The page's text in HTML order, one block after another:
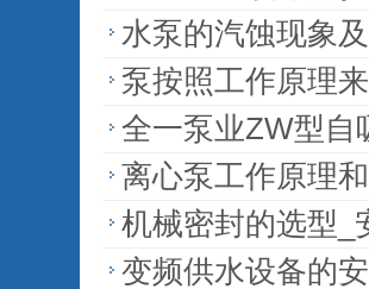
水泵的汽蚀现象
泵按照工作原理
全一泵业ZW型自
离心泵工作原理
机械密封的选型_
变频供水设备的